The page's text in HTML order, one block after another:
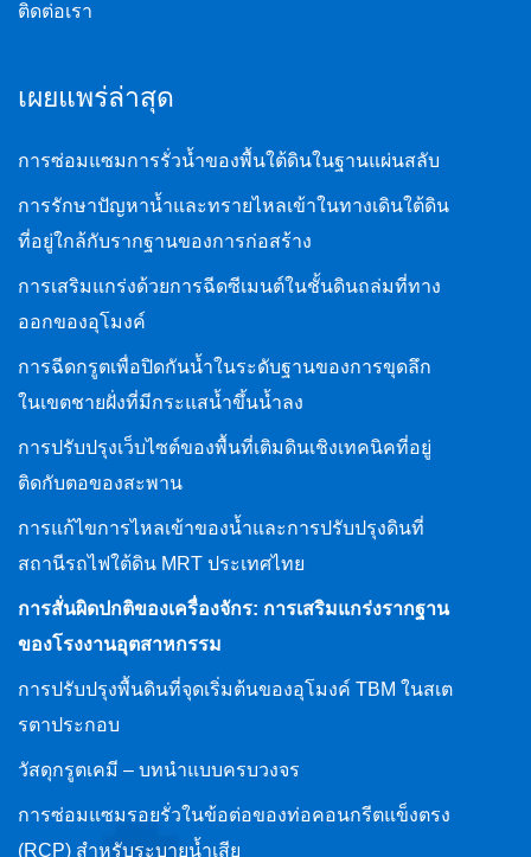
ติดต่อเรา
เผยแพร่ล่าสุด
การซ่อมแซมการรั่วน้ำของพื้นใต้ดินในฐานแผ่นสลับ
การรักษาปัญหาน้ำและทรายไหลเข้าในทางเดินใต้ดิน
ที่อยู่ใกล้กับรากฐานของการก่อสร้าง
การเสริมแกร่งด้วยการฉีดซีเมนต์ในชั้นดินถล่มที่ทาง
ออกของอุโมงค์
การฉีดกรูตเพื่อปิดกันน้ำในระดับฐานของการขุดลึก
ในเขตชายฝั่งที่มีกระแสน้ำขึ้นน้ำลง
การปรับปรุงเว็บไซต์ของพื้นที่เติมดินเชิงเทคนิคที่อยู่
ติดกับตอของสะพาน
การแก้ไขการไหลเข้าของน้ำและการปรับปรุงดินที่
สถานีรถไฟใต้ดิน MRT ประเทศไทย
การสั่นผิดปกติของเครื่องจักร: การเสริมแกร่งรากฐาน
ของโรงงานอุตสาหกรรม
การปรับปรุงพื้นดินที่จุดเริ่มต้นของอุโมงค์ TBM ในสเต
รตาประกอบ
วัสดุกรูตเคมี – บทนำแบบครบวงจร
การซ่อมแซมรอยรั่วในข้อต่อของท่อคอนกรีตแข็งตรง
(RCP) สำหรับระบายน้ำเสีย